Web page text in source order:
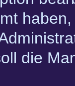
die